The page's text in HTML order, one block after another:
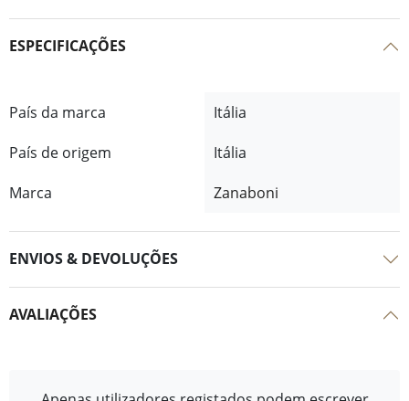
ESPECIFICAÇÕES
País da marca
Itália
País de origem
Itália
Marca
Zanaboni
ENVIOS & DEVOLUÇÕES
AVALIAÇÕES